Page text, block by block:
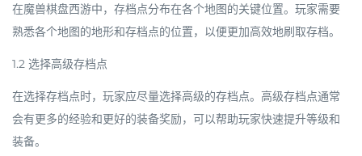
在魔兽棋盘西游中，存档点分布在各个地图的关键位置。玩家需要
熟悉各个地图的地形和存档点的位置，以便更加高效地刷取存档。
1.2 选择高级存档点
在选择存档点时，玩家应尽量选择高级的存档点。高级存档点通常
会有更多的经验和更好的装备奖励，可以帮助玩家快速提升等级和
装备。